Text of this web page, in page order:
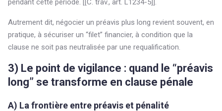
pendant cette période. [[C. trav., art. L1234-5]].
Autrement dit, négocier un préavis plus long revient souvent, en
pratique, à sécuriser un “filet” financier, à condition que la
clause ne soit pas neutralisée par une requalification.
3) Le point de vigilance : quand le “préavis
long” se transforme en clause pénale
A) La frontière entre préavis et pénalité